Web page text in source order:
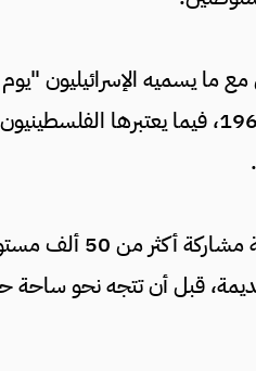
مع ما يسميه الإسرائيليون
الجزء الشرقي من المدينة عام 1967،
وتوقعت وسائل
قبل أن تتجه نحو ساحة